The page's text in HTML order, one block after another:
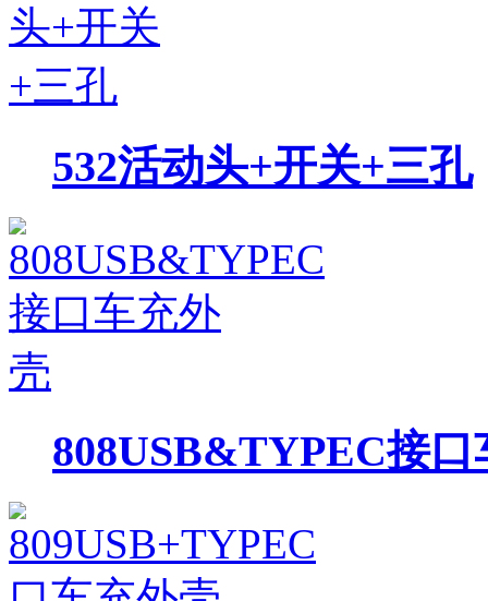
532活动头+开关+三孔
808USB&TYPEC接口